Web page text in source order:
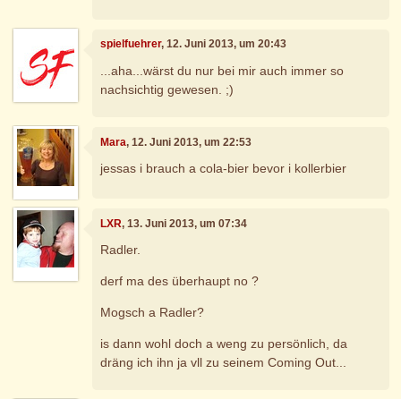
spielfuehrer, 12. Juni 2013, um 20:43
...aha...wärst du nur bei mir auch immer so
nachsichtig gewesen. ;)
Mara, 12. Juni 2013, um 22:53
jessas i brauch a cola-bier bevor i kollerbier
LXR, 13. Juni 2013, um 07:34
Radler.
derf ma des überhaupt no ?
Mogsch a Radler?
is dann wohl doch a weng zu persönlich, da
dräng ich ihn ja vll zu seinem Coming Out...